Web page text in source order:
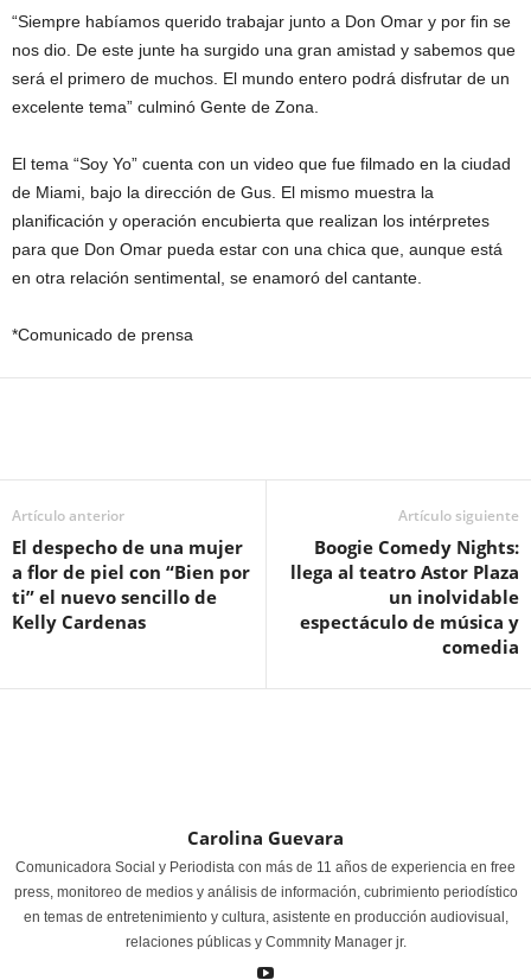
“Siempre habíamos querido trabajar junto a Don Omar y por fin se
nos dio. De este junte ha surgido una gran amistad y sabemos que
será el primero de muchos. El mundo entero podrá disfrutar de un
excelente tema” culminó Gente de Zona.
El tema “Soy Yo” cuenta con un video que fue filmado en la ciudad
de Miami, bajo la dirección de Gus. El mismo muestra la
planificación y operación encubierta que realizan los intérpretes
para que Don Omar pueda estar con una chica que, aunque está
en otra relación sentimental, se enamoró del cantante.
*Comunicado de prensa
Artículo anterior
El despecho de una mujer
a flor de piel con “Bien por
ti” el nuevo sencillo de
Kelly Cardenas
Artículo siguiente
Boogie Comedy Nights:
llega al teatro Astor Plaza
un inolvidable
espectáculo de música y
comedia
Carolina Guevara
Comunicadora Social y Periodista con más de 11 años de experiencia en free
press, monitoreo de medios y análisis de información, cubrimiento periodístico
en temas de entretenimiento y cultura, asistente en producción audiovisual,
relaciones públicas y Commnity Manager jr.